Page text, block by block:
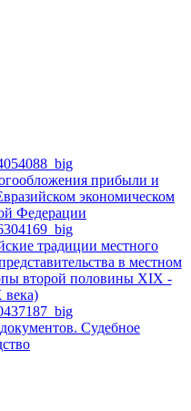
прибыли и
экономическом
Федерации
традиции местного
в местном
второй половины XIX -
века)
Судебное